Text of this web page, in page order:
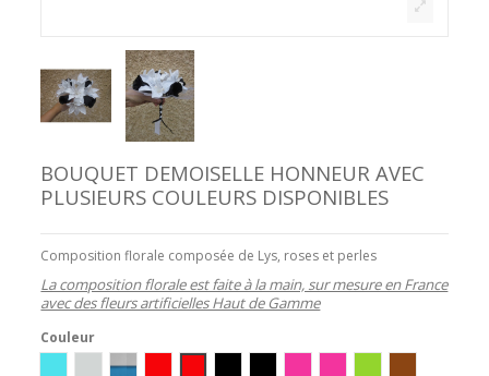
BOUQUET DEMOISELLE HONNEUR AVEC
PLUSIEURS COULEURS DISPONIBLES
Composition florale composée de Lys, roses et perles
La composition florale est faite à la main, sur mesure en France
avec des fleurs artificielles Haut de Gamme
Couleur
Ivoire / Turquoise
Blanc/Argent
Blanc/Turquoise